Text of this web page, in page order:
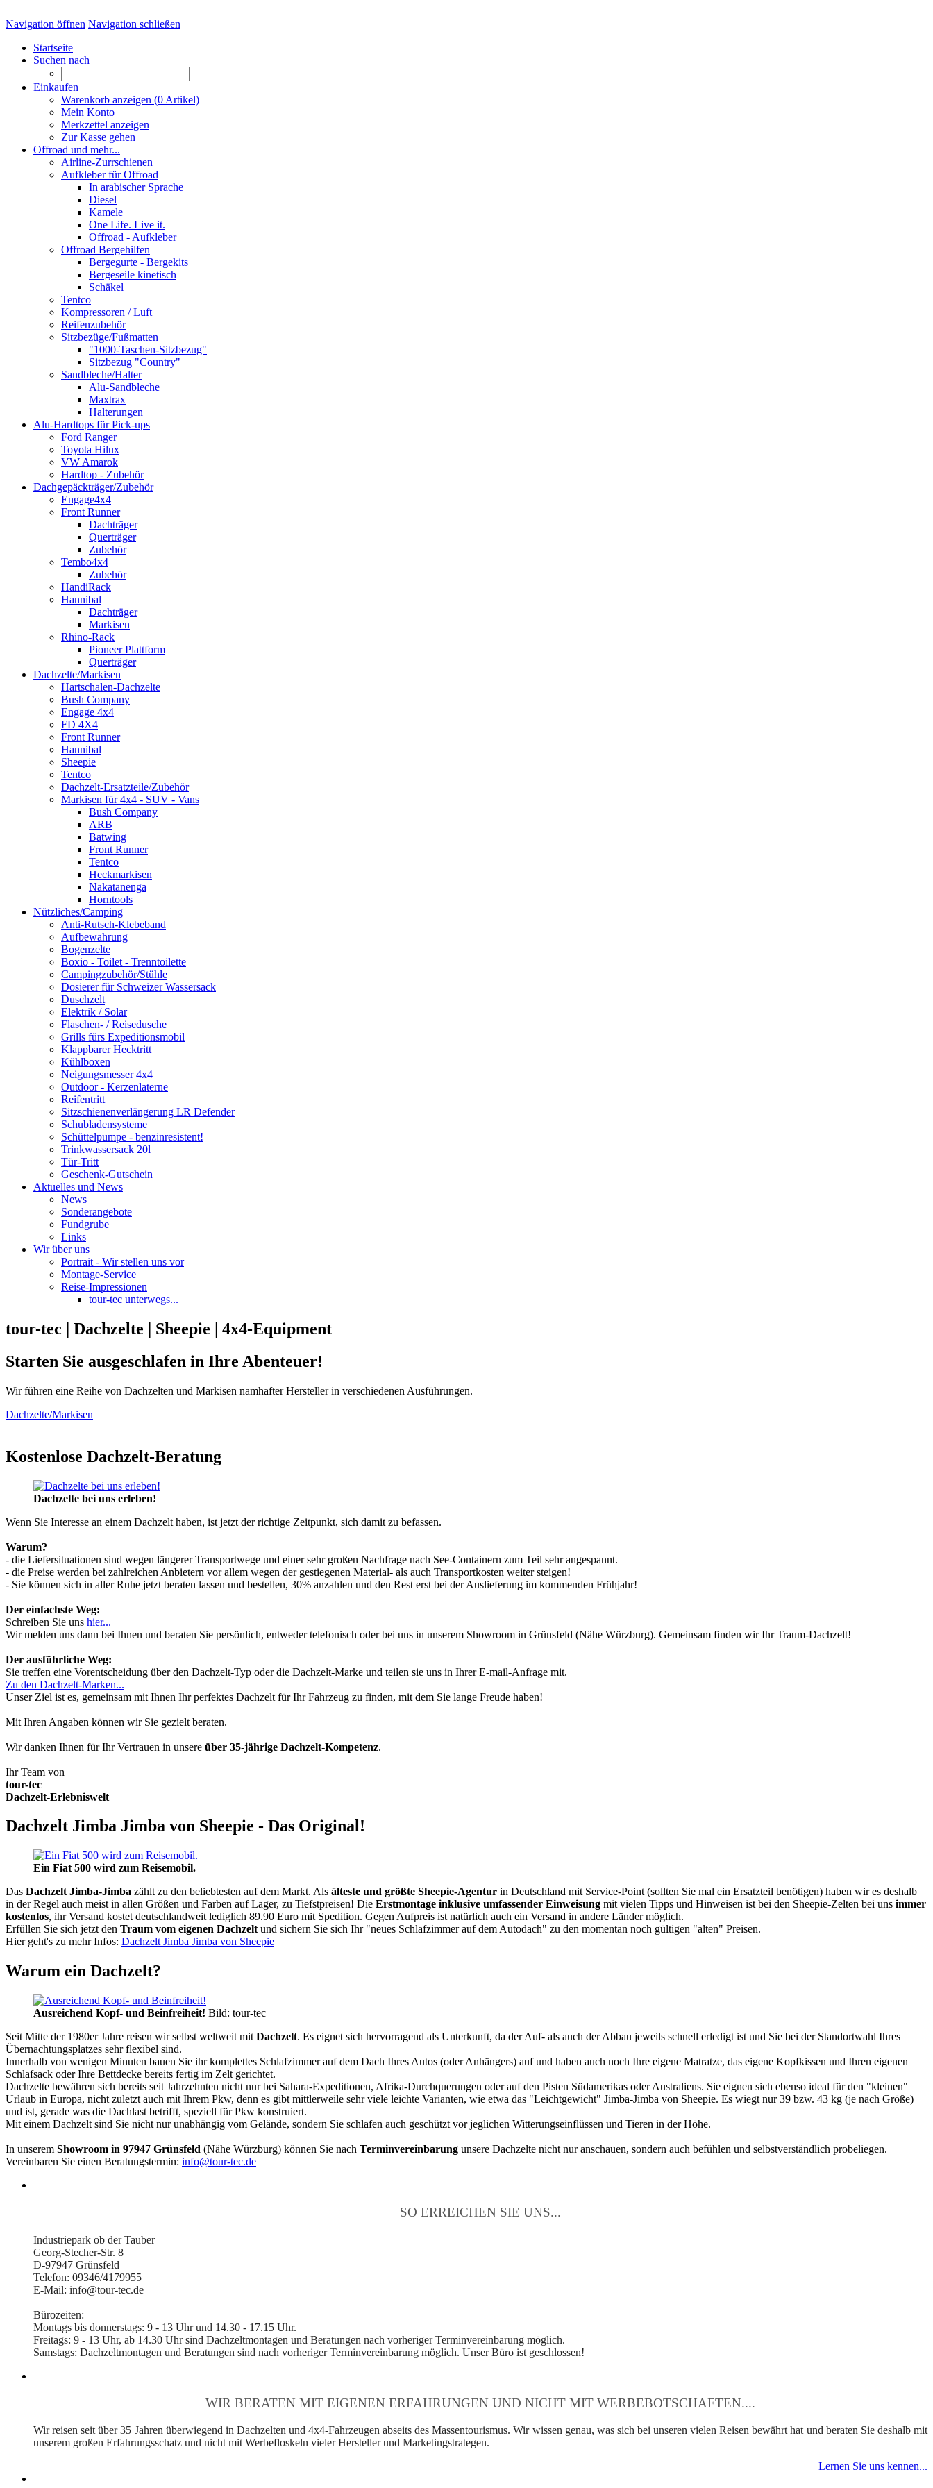
Navigation öffnen Navigation schließen
Startseite
Suchen nach
Einkaufen
Warenkorb anzeigen (0 Artikel)
Mein Konto
Merkzettel anzeigen
Zur Kasse gehen
Offroad und mehr...
Airline-Zurrschienen
Aufkleber für Offroad
In arabischer Sprache
Diesel
Kamele
One Life. Live it.
Offroad - Aufkleber
Offroad Bergehilfen
Bergegurte - Bergekits
Bergeseile kinetisch
Schäkel
Tentco
Kompressoren / Luft
Reifenzubehör
Sitzbezüge/Fußmatten
"1000-Taschen-Sitzbezug"
Sitzbezug "Country"
Sandbleche/Halter
Alu-Sandbleche
Maxtrax
Halterungen
Alu-Hardtops für Pick-ups
Ford Ranger
Toyota Hilux
VW Amarok
Hardtop - Zubehör
Dachgepäckträger/Zubehör
Engage4x4
Front Runner
Dachträger
Querträger
Zubehör
Tembo4x4
Zubehör
HandiRack
Hannibal
Dachträger
Markisen
Rhino-Rack
Pioneer Plattform
Querträger
Dachzelte/Markisen
Hartschalen-Dachzelte
Bush Company
Engage 4x4
FD 4X4
Front Runner
Hannibal
Sheepie
Tentco
Dachzelt-Ersatzteile/Zubehör
Markisen für 4x4 - SUV - Vans
Bush Company
ARB
Batwing
Front Runner
Tentco
Heckmarkisen
Nakatanenga
Horntools
Nützliches/Camping
Anti-Rutsch-Klebeband
Aufbewahrung
Bogenzelte
Boxio - Toilet - Trenntoilette
Campingzubehör/Stühle
Dosierer für Schweizer Wassersack
Duschzelt
Elektrik / Solar
Flaschen- / Reisedusche
Grills fürs Expeditionsmobil
Klappbarer Hecktritt
Kühlboxen
Neigungsmesser 4x4
Outdoor - Kerzenlaterne
Reifentritt
Sitzschienenverlängerung LR Defender
Schubladensysteme
Schüttelpumpe - benzinresistent!
Trinkwassersack 20l
Tür-Tritt
Geschenk-Gutschein
Aktuelles und News
News
Sonderangebote
Fundgrube
Links
Wir über uns
Portrait - Wir stellen uns vor
Montage-Service
Reise-Impressionen
tour-tec unterwegs...
tour-tec | Dachzelte | Sheepie | 4x4-Equipment
Starten Sie ausgeschlafen in Ihre Abenteuer!
Wir führen eine Reihe von Dachzelten und Markisen namhafter Hersteller in verschiedenen Ausführungen.
Dachzelte/Markisen
Kostenlose Dachzelt-Beratung
Dachzelte bei uns erleben!
Wenn Sie Interesse an einem Dachzelt haben, ist jetzt der richtige Zeitpunkt, sich damit zu befassen.
Warum?
- die Liefersituationen sind wegen längerer Transportwege und einer sehr großen Nachfrage nach See-Containern zum Teil sehr angespannt.
- die Preise werden bei zahlreichen Anbietern vor allem wegen der gestiegenen Material- als auch Transportkosten weiter steigen!
- Sie können sich in aller Ruhe jetzt beraten lassen und bestellen, 30% anzahlen und den Rest erst bei der Auslieferung im kommenden Frühjahr!
Der einfachste Weg:
Schreiben Sie uns hier...
Wir melden uns dann bei Ihnen und beraten Sie persönlich, entweder telefonisch oder bei uns in unserem Showroom in Grünsfeld (Nähe Würzburg). Gemeinsam finden wir Ihr Traum-Dachzelt!
Der ausführliche Weg:
Sie treffen eine Vorentscheidung über den Dachzelt-Typ oder die Dachzelt-Marke und teilen sie uns in Ihrer E-mail-Anfrage mit.
Zu den Dachzelt-Marken...
Unser Ziel ist es, gemeinsam mit Ihnen Ihr perfektes Dachzelt für Ihr Fahrzeug zu finden, mit dem Sie lange Freude haben!
Mit Ihren Angaben können wir Sie gezielt beraten.
Wir danken Ihnen für Ihr Vertrauen in unsere über 35-jährige Dachzelt-Kompetenz.
Ihr Team von
tour-tec
Dachzelt-Erlebniswelt
Dachzelt Jimba Jimba von Sheepie - Das Original!
Ein Fiat 500 wird zum Reisemobil.
Das Dachzelt Jimba-Jimba zählt zu den beliebtesten auf dem Markt. Als älteste und größte Sheepie-Agentur in Deutschland mit Service-Point (sollten Sie mal ein Ersatzteil benötigen) haben wir es deshalb
in der Regel auch meist in allen Größen und Farben auf Lager, zu Tiefstpreisen! Die Erstmontage inklusive umfassender Einweisung mit vielen Tipps und Hinweisen ist bei den Sheepie-Zelten bei uns immer
kostenlos, ihr Versand kostet deutschlandweit lediglich 89.90 Euro mit Spedition. Gegen Aufpreis ist natürlich auch ein Versand in andere Länder möglich.
Erfüllen Sie sich jetzt den Traum vom eigenen Dachzelt und sichern Sie sich Ihr "neues Schlafzimmer auf dem Autodach" zu den momentan noch gültigen "alten" Preisen.
Hier geht's zu mehr Infos: Dachzelt Jimba Jimba von Sheepie
Warum ein Dachzelt?
Ausreichend Kopf- und Beinfreiheit! Bild: tour-tec
Seit Mitte der 1980er Jahre reisen wir selbst weltweit mit Dachzelt. Es eignet sich hervorragend als Unterkunft, da der Auf- als auch der Abbau jeweils schnell erledigt ist und Sie bei der Standortwahl Ihres
Übernachtungsplatzes sehr flexibel sind.
Innerhalb von wenigen Minuten bauen Sie ihr komplettes Schlafzimmer auf dem Dach Ihres Autos (oder Anhängers) auf und haben auch noch Ihre eigene Matratze, das eigene Kopfkissen und Ihren eigenen
Schlafsack oder Ihre Bettdecke bereits fertig im Zelt gerichtet.
Dachzelte bewähren sich bereits seit Jahrzehnten nicht nur bei Sahara-Expeditionen, Afrika-Durchquerungen oder auf den Pisten Südamerikas oder Australiens. Sie eignen sich ebenso ideal für den "kleinen"
Urlaub in Europa, nicht zuletzt auch mit Ihrem Pkw, denn es gibt mittlerweile sehr viele leichte Varianten, wie etwa das "Leichtgewicht" Jimba-Jimba von Sheepie. Es wiegt nur 39 bzw. 43 kg (je nach Größe)
und ist, gerade was die Dachlast betrifft, speziell für Pkw konstruiert.
Mit einem Dachzelt sind Sie nicht nur unabhängig vom Gelände, sondern Sie schlafen auch geschützt vor jeglichen Witterungseinflüssen und Tieren in der Höhe.
In unserem Showroom in 97947 Grünsfeld (Nähe Würzburg) können Sie nach Terminvereinbarung unsere Dachzelte nicht nur anschauen, sondern auch befühlen und selbstverständlich probeliegen.
Vereinbaren Sie einen Beratungstermin: info@tour-tec.de
SO ERREICHEN SIE UNS...
Industriepark ob der Tauber
Georg-Stecher-Str. 8
D-97947 Grünsfeld
Telefon: 09346/4179955
E-Mail: info@tour-tec.de
Bürozeiten:
Montags bis donnerstags: 9 - 13 Uhr und 14.30 - 17.15 Uhr.
Freitags: 9 - 13 Uhr, ab 14.30 Uhr sind Dachzeltmontagen und Beratungen nach vorheriger Terminvereinbarung möglich.
Samstags: Dachzeltmontagen und Beratungen sind nach vorheriger Terminvereinbarung möglich. Unser Büro ist geschlossen!
WIR BERATEN MIT EIGENEN ERFAHRUNGEN UND NICHT MIT WERBEBOTSCHAFTEN....
Wir reisen seit über 35 Jahren überwiegend in Dachzelten und 4x4-Fahrzeugen abseits des Massentourismus. Wir wissen genau, was sich bei unseren vielen Reisen bewährt hat und beraten Sie deshalb mit
unserem großen Erfahrungsschatz und nicht mit Werbefloskeln vieler Hersteller und Marketingstrategen.
Lernen Sie uns kennen...